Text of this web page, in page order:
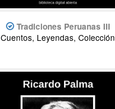
Tradiciones Peruanas III
Cuentos, Leyendas, Colección